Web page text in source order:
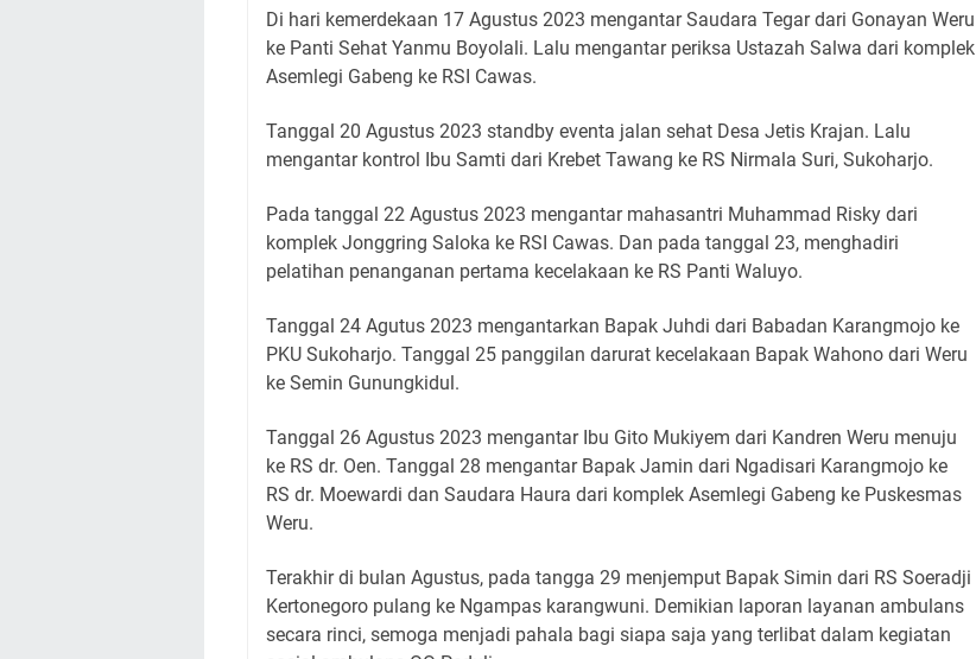
Di hari kemerdekaan 17 Agustus 2023 mengantar Saudara Tegar dari Gonayan Weru
ke Panti Sehat Yanmu Boyolali. Lalu mengantar periksa Ustazah Salwa dari komplek
Asemlegi Gabeng ke RSI Cawas.
Tanggal 20 Agustus 2023 standby eventa jalan sehat Desa Jetis Krajan. Lalu
mengantar kontrol Ibu Samti dari Krebet Tawang ke RS Nirmala Suri, Sukoharjo.
Pada tanggal 22 Agustus 2023 mengantar mahasantri Muhammad Risky dari
komplek Jonggring Saloka ke RSI Cawas. Dan pada tanggal 23, menghadiri
pelatihan penanganan pertama kecelakaan ke RS Panti Waluyo.
Tanggal 24 Agutus 2023 mengantarkan Bapak Juhdi dari Babadan Karangmojo ke
PKU Sukoharjo. Tanggal 25 panggilan darurat kecelakaan Bapak Wahono dari Weru
ke Semin Gunungkidul.
Tanggal 26 Agustus 2023 mengantar Ibu Gito Mukiyem dari Kandren Weru menuju
ke RS dr. Oen. Tanggal 28 mengantar Bapak Jamin dari Ngadisari Karangmojo ke
RS dr. Moewardi dan Saudara Haura dari komplek Asemlegi Gabeng ke Puskesmas
Weru.
Terakhir di bulan Agustus, pada tangga 29 menjemput Bapak Simin dari RS Soeradji
Kertonegoro pulang ke Ngampas karangwuni. Demikian laporan layanan ambulans
secara rinci, semoga menjadi pahala bagi siapa saja yang terlibat dalam kegiatan